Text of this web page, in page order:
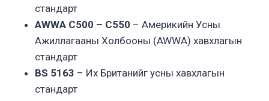
стандарт
AWWA C500 – C550 – Америкийн Усны
Ажиллагааны Холбооны (AWWA) хавхлагын
стандарт
BS 5163 – Их Британийг усны хавхлагын
стандарт